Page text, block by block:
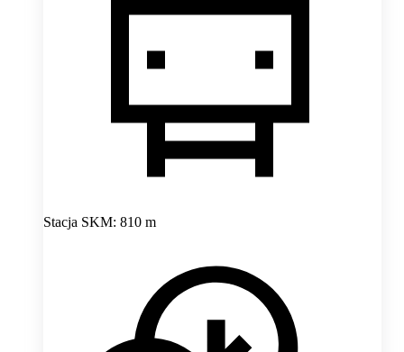
Stacja SKM: 810 m